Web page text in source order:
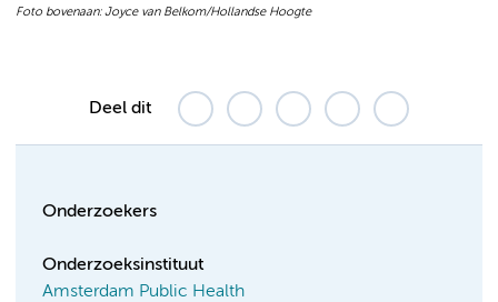
Foto bovenaan: Joyce van Belkom/Hollandse Hoogte
Deel dit
Onderzoekers
Onderzoeksinstituut
Amsterdam Public Health